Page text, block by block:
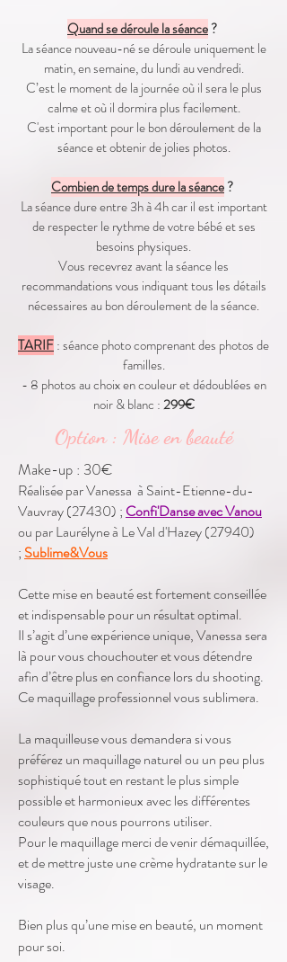
Quand se déroule la séance? ​
La séance nouveau-né se déroule uniquement le
matin, en semaine, du lundi au vendredi.
C’est le moment de la journée où il sera le plus
calme et où il dormira plus facilement.
C'est important pour le bon déroulement de la
séance et obtenir de jolies photos.
Combien de temps dure la séance? ​
La séance dure entre 3h à 4h car il est important
de respecter le rythme de votre bébé et ses
besoins physiques.
Vous recevrez avant la séance les
recommandations vous indiquant tous les détails
nécessaires au bon déroulement de la séance.
TARIF: séance photo comprenant des photos de
familles.
- 8 photos au choix en couleur et dédoublées en
noir & blanc :299€
Option : Mise en beauté
​Make-up : 30€
Réalisée parVanessa à Saint-Etienne-du-
Vauvray (27430) ; Confi'Danse avec Vanou
ou par Laurélyne à Le Val d'Hazey (27940)
; Sublime&Vous
Cette mise en beauté est fortement conseillée
et indispensable pour un résultat optimal.
Il s’agit d’une expérience unique, Vanessa sera
là pour vous chouchouter et vous détendre
afin d’être plus en confiance lors du shooting.
Ce maquillage professionnel vous sublimera.
La maquilleuse vous demandera si vous
préférez un maquillage naturel ou un peu plus
sophistiqué tout en restant le plus simple
possible et harmonieux avec les différentes
couleurs que nous pourrons utiliser.
Pour le maquillage merci de venir démaquillée,
et de mettre juste une crème hydratante sur le
visage.
Bien plus qu’une mise en beauté, un moment
pour soi.